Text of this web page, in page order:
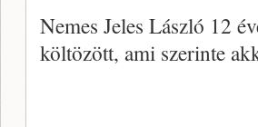
Nemes Jeles László 12
költözött, ami szerinte